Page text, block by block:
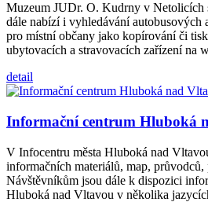
Muzeum JUDr. O. Kudrny v Netolicích
dále nabízí i vyhledávání autobusových
pro místní občany jako kopírování či
ubytovacích a stravovacích zařízení na
detail
Informační centrum Hluboká
V Infocentru města Hluboká nad
informačních materiálů, map, průvodců,
Návštěvníkům jsou dále k dispozici
Hluboká nad Vltavou v několika